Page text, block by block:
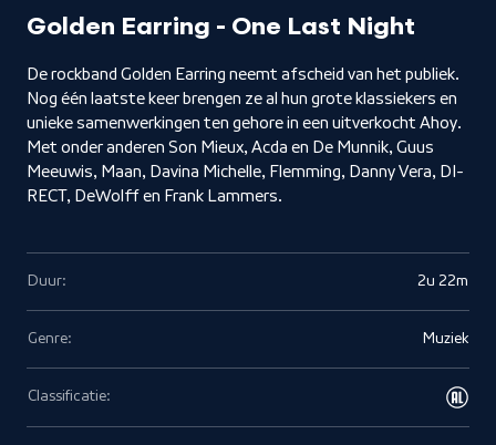
Golden Earring - One Last Night
De rockband Golden Earring neemt afscheid van het publiek.
Nog één laatste keer brengen ze al hun grote klassiekers en
unieke samenwerkingen ten gehore in een uitverkocht Ahoy.
Met onder anderen Son Mieux, Acda en De Munnik, Guus
Meeuwis, Maan, Davina Michelle, Flemming, Danny Vera, DI-
RECT, DeWolff en Frank Lammers.
Duur: 2u 22m
Genre: Muziek
Classificatie: